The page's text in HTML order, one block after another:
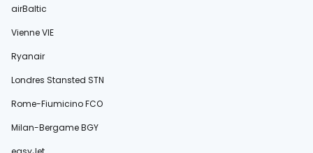
airBaltic
Vienne VIE
Ryanair
Londres Stansted STN
Rome-Fiumicino FCO
Milan-Bergame BGY